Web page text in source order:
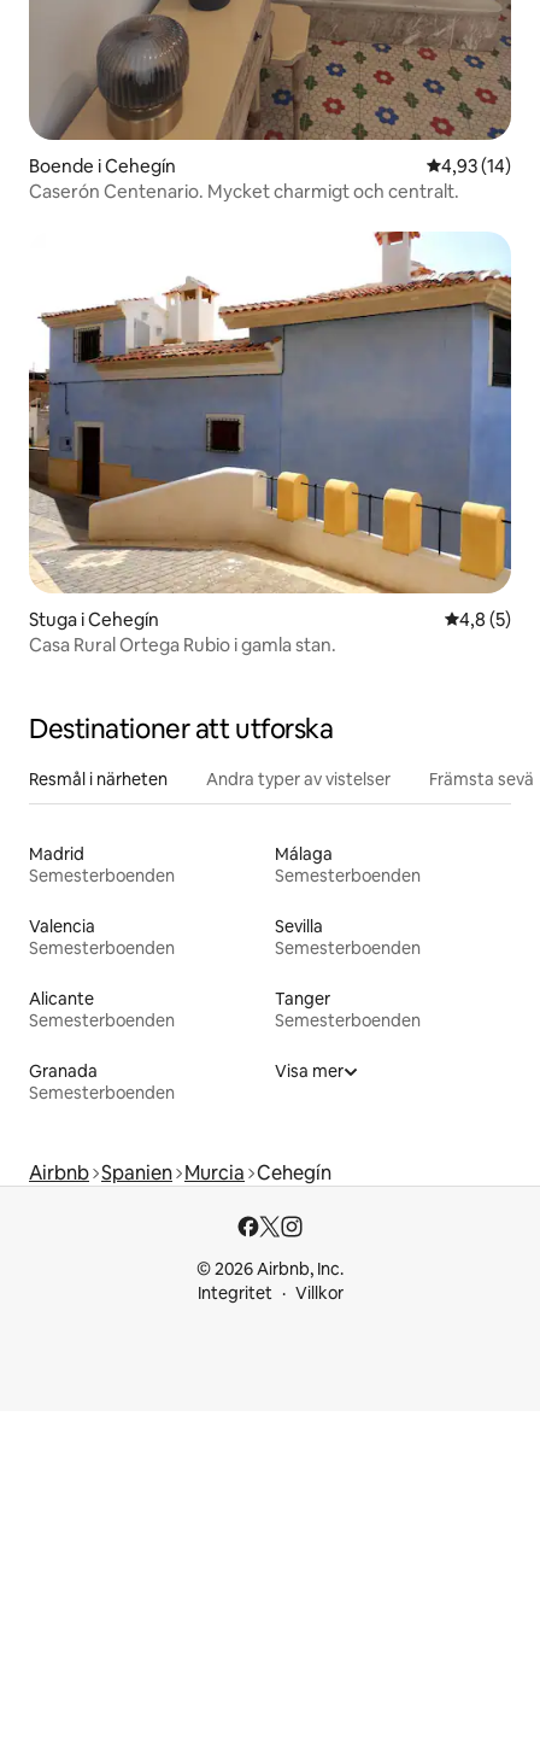
Boende i Cehegín 4,93 av 5 i
4,93 (14)
Caserón Centenario. Mycket charmigt och centralt.
Stuga i Cehegín 4,8 av 5 i
4,8 (5)
Casa Rural Ortega Rubio i gamla stan.
Destinationer att utforska
Resmål i närheten Andra typer av vistelser Främsta
Madrid
Semesterboenden
Málaga
Semesterboenden
Valencia
Semesterboenden
Sevilla
Semesterboenden
Alicante
Semesterboenden
Tanger
Semesterboenden
Granada
Semesterboenden
Visa mer
Airbnb Spanien Murcia Cehegín
© 2026 Airbnb, Inc.
Integritet
Villkor